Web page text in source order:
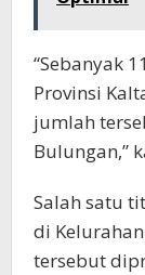
“Sebanyak
Provinsi
jumlah
Bulungan,”
Salah satu
di
tersebut